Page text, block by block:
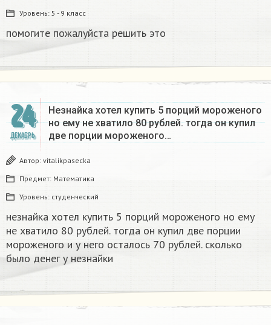
Уровень: 5 - 9 класс
помогите пожалуйста решить это
24
ДЕКАБРЬ
Незнайка хотел купить 5 порций мороженого
но ему не хватило 80 рублей. тогда он купил
две порции мороженого…
Автор: vitalikpasecka
Предмет: Математика
Уровень: студенческий
незнайка хотел купить 5 порций мороженого но ему
не хватило 80 рублей. тогда он купил две порции
мороженого и у него осталось 70 рублей. сколько
было денег у незнайки